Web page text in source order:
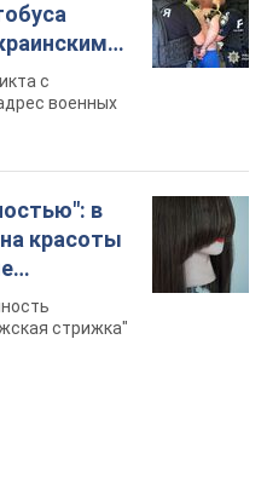
это.
с
военных
в
красоты
скандал.
стрижка"